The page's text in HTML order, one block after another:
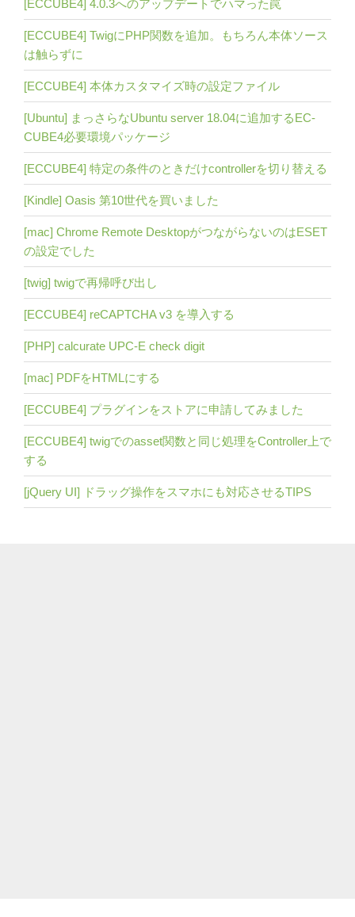
[ECCUBE4] 4.0.3へのアップデートでハマった罠
[ECCUBE4] TwigにPHP関数を追加。もちろん本体ソース
は触らずに
[ECCUBE4] 本体カスタマイズ時の設定ファイル
[Ubuntu] まっさらなUbuntu server 18.04に追加するEC-
CUBE4必要環境パッケージ
[ECCUBE4] 特定の条件のときだけcontrollerを切り替える
[Kindle] Oasis 第10世代を買いました
[mac] Chrome Remote DesktopがつながらないのはESET
の設定でした
[twig] twigで再帰呼び出し
[ECCUBE4] reCAPTCHA v3 を導入する
[PHP] calcurate UPC-E check digit
[mac] PDFをHTMLにする
[ECCUBE4] プラグインをストアに申請してみました
[ECCUBE4] twigでのasset関数と同じ処理をController上で
する
[jQuery UI] ドラッグ操作をスマホにも対応させるTIPS